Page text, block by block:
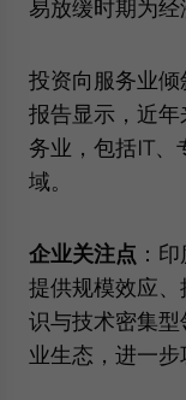
易放缓时期为经
投资向服务业倾
报告显示，近
务业，包括IT、
域。
企业关注点 ：
提供规模效应
识与技术密集
业生态，进一步